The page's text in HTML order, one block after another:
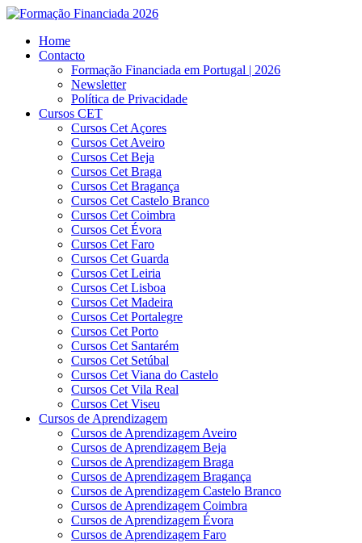
Home
Contacto
Formação Financiada em Portugal | 2026
Newsletter
Política de Privacidade
Cursos CET
Cursos Cet Açores
Cursos Cet Aveiro
Cursos Cet Beja
Cursos Cet Braga
Cursos Cet Bragança
Cursos Cet Castelo Branco
Cursos Cet Coimbra
Cursos Cet Évora
Cursos Cet Faro
Cursos Cet Guarda
Cursos Cet Leiria
Cursos Cet Lisboa
Cursos Cet Madeira
Cursos Cet Portalegre
Cursos Cet Porto
Cursos Cet Santarém
Cursos Cet Setúbal
Cursos Cet Viana do Castelo
Cursos Cet Vila Real
Cursos Cet Viseu
Cursos de Aprendizagem
Cursos de Aprendizagem Aveiro
Cursos de Aprendizagem Beja
Cursos de Aprendizagem Braga
Cursos de Aprendizagem Bragança
Cursos de Aprendizagem Castelo Branco
Cursos de Aprendizagem Coimbra
Cursos de Aprendizagem Évora
Cursos de Aprendizagem Faro